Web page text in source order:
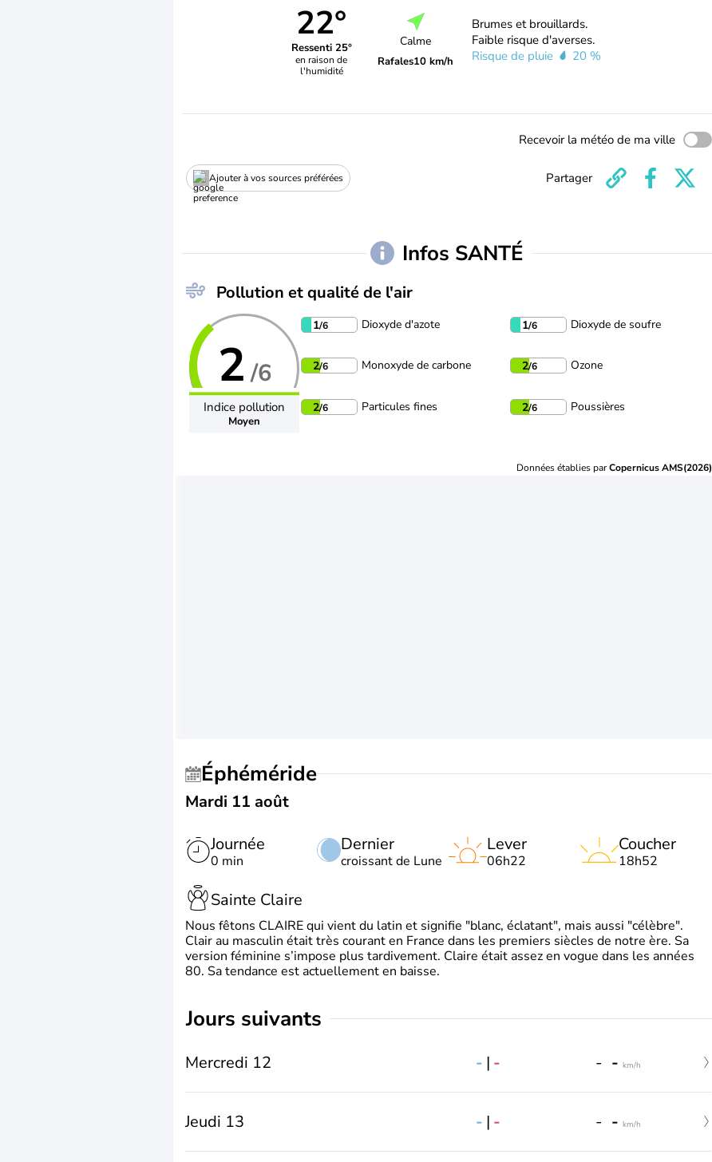
22°
Ressenti 25°
en raison de
l'humidité
Calme
Rafales10 km/h
Brumes et brouillards.
Faible risque d'averses.
Risque de pluie
20 %
Recevoir la météo de ma ville
Ajouter à vos sources préférées Partager
Infos SANTÉ
Pollution et qualité de l'air
2 /6
Indice pollution
Moyen
1/6 Dioxyde d'azote 1/6 Dioxyde de soufre
2/6 Monoxyde de carbone 2/6 Ozone
2/6 Particules fines 2/6 Poussières
Données établies parCopernicus AMS(2026)
Éphéméride
Mardi 11 août
Journée
0 min
Dernier
croissant de Lune
Lever
06h22
Coucher
18h52
Sainte Claire
Nous fêtons CLAIRE qui vient du latin et signifie "blanc, éclatant", mais aussi "célèbre".
Clair au masculin était très courant en France dans les premiers siècles de notre ère. Sa
version féminine s’impose plus tardivement. Claire était assez en vogue dans les années
80. Sa tendance est actuellement en baisse.
jours suivants
Mercredi 12 - | - - - km/h
Jeudi 13 - | - - - km/h